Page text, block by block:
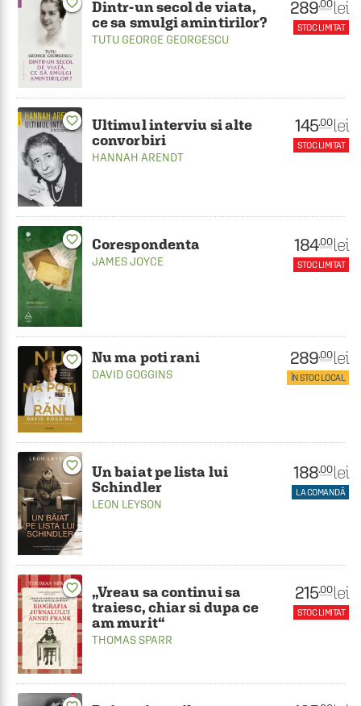
Dintr-un secol de viata,
ce sa smulgi amintirilor?
TUTU GEORGE GEORGESCU
289.00 lei
STOC LIMITAT
favorite_border
Ultimul interviu si alte
convorbiri
HANNAH ARENDT
145.00 lei
STOC LIMITAT
favorite_border Corespondenta
JAMES JOYCE
184.00 lei
STOC LIMITAT
favorite_border Nu ma poti rani
DAVID GOGGINS
289.00 lei
ÎN STOC LOCAL
favorite_border
Un baiat pe lista lui
Schindler
LEON LEYSON
188.00 lei
LA COMANDĂ
favorite_border
„Vreau sa continui sa
traiesc, chiar si dupa ce
am murit“
THOMAS SPARR
215.00 lei
STOC LIMITAT